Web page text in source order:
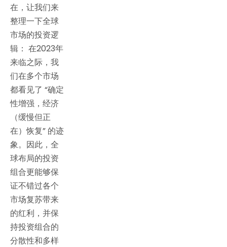
在，让我们来
整理一下全球
市场的投资逻
辑： 在2023年
来临之际，我
们在多个市场
都看见了 “确定
性增强，经济
（缓慢但正
在）恢复” 的迹
象。因此，全
球布局的投资
组合更能够保
证不错过各个
市场复苏带来
的红利，并保
持投资组合的
分散性和多样